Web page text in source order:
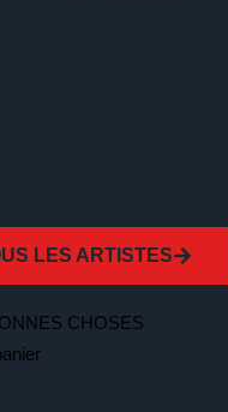
LES ARTISTES